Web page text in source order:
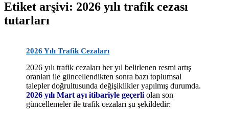
Etiket arşivi: 2026 yılı trafik cezası
tutarları
2026 Yılı Trafik Cezaları
2026 yılı trafik cezaları her yıl belirlenen resmi artış
oranları ile güncellendikten sonra bazı toplumsal
talepler doğrultusunda değişiklikler yapılmış durumda.
2026 yılı Mart ayı itibariyle geçerli olan son
güncellemeler ile trafik cezaları şu şekildedir: